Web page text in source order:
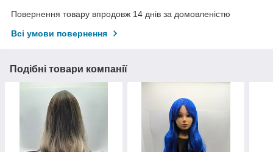
Повернення товару впродовж 14 днів за домовленістю
Всі умови повернення
Подібні товари компанії